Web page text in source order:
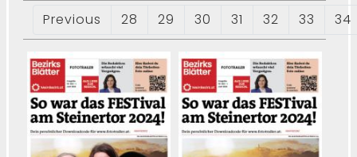
Previous 28 29 30 31 32 33 34